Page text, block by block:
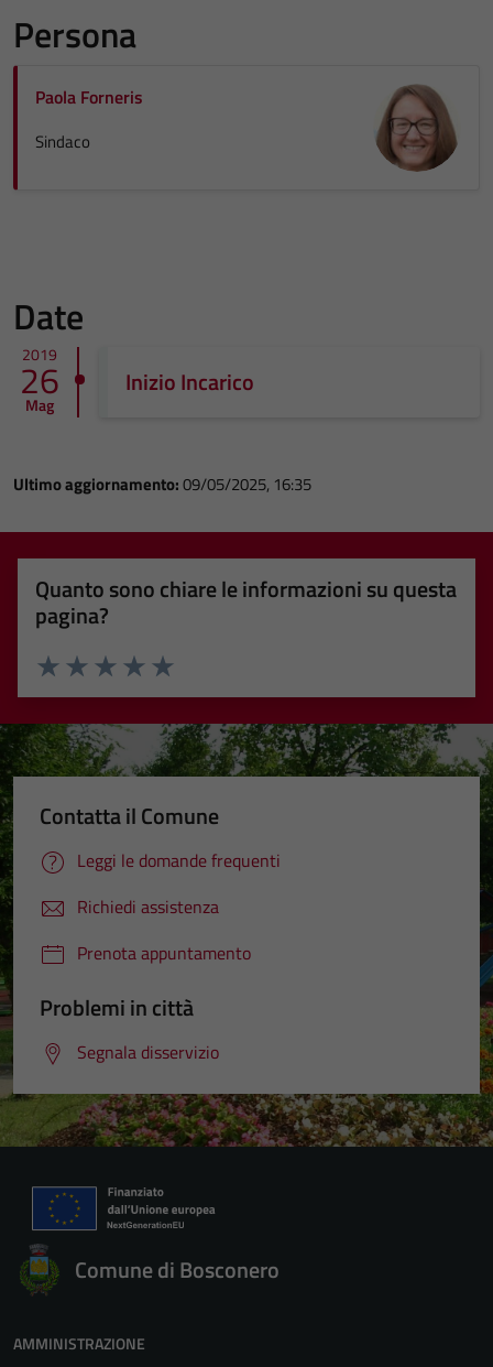
Persona
Paola Forneris
Sindaco
Date
2019
26
Mag
Inizio Incarico
Ultimo aggiornamento:09/05/2025, 16:35
Quanto sono chiare le informazioni su questa
pagina?
Valuta 5 stelle su 5
Valuta 4 stelle su 5
Valuta 3 stelle su 5
Valuta 2 stelle su 5
Valuta 1 stelle su 5
Contatta il Comune
Leggi le domande frequenti
Richiedi assistenza
Prenota appuntamento
Problemi in città
Segnala disservizio
Comune di Bosconero
AMMINISTRAZIONE